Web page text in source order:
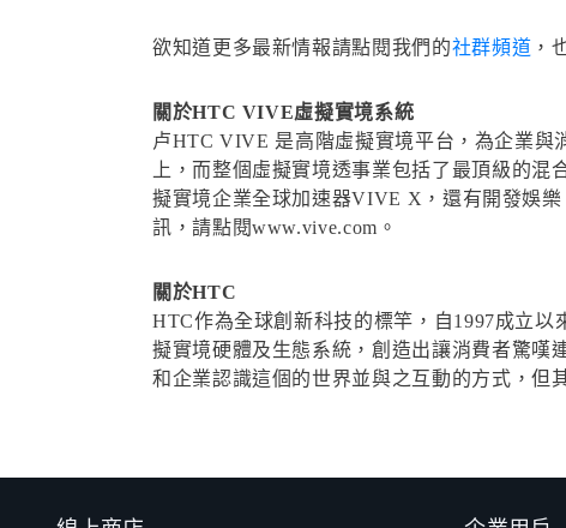
欲知道更多最新情報請點閱我們的社群頻道 ，
關於HTC VIVE虛擬實境系統
卢HTC VIVE 是高階虛擬實境平台，為企業與
上，而整個虛擬實境透事業包括了最頂級的
擬實境企業全球加速器VIVE X，還有開發娛
訊，請點閱www.vive.com。
關於HTC
HTC作為全球創新科技的標竿，自1997成立
擬實境硬體及生態系統，創造出讓消費者驚嘆
和企業認識這個的世界並與之互動的方式，但